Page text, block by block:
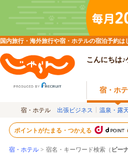
国内旅行・海外旅行や宿・ホテルの宿泊予約
こんにちは
宿・ホ
宿・ホテル 出張ビジネス 温泉・露
ポイントがたまる・つかえる
宿・ホテル > 宿名・キーワード検索（ ピー